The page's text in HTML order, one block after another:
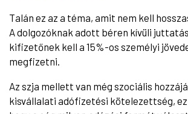
Talán ez az a téma, amit nem kell
A dolgozóknak adott béren kívüli
kifizetőnek kell a 15%-os személyi
megfizetni.
Az szja mellett van még szociális
kisvállalati adófizetési kötelezettség,